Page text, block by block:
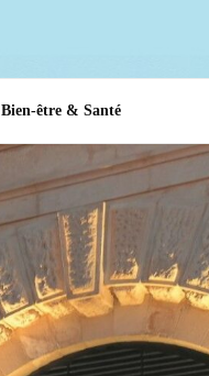
Bien-être & Santé